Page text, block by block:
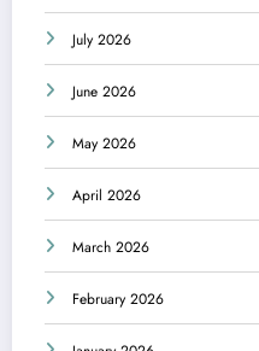
July 2026
June 2026
May 2026
April 2026
March 2026
February 2026